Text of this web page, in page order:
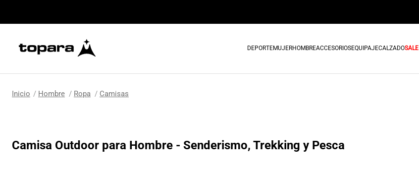
DEPORTEMUJERHOMBREACCESORIOSEQUIPAJECALZADOSALE
Hombre Ropa Camisas
Camisa Outdoor para Hombre - Senderismo, Trekking y Pesca